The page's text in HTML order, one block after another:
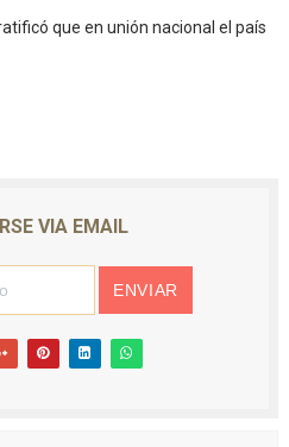
que en unión nacional el país
VIA EMAIL